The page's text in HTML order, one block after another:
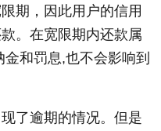
期，因此用户的信用
。在宽限期内还款属
和罚息,也不会影响到
了逾期的情况。但是